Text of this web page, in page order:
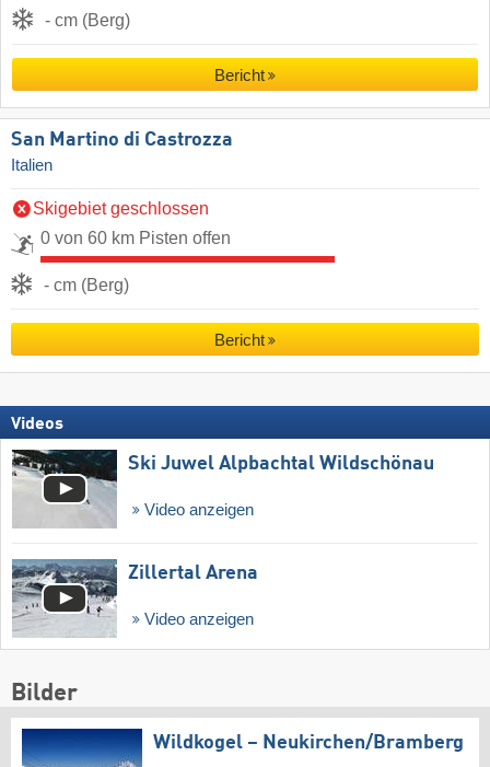
- cm (Berg)
Bericht
San Martino di Castrozza
Italien
Skigebiet geschlossen
0 von 60 km Pisten offen
- cm (Berg)
Bericht
Videos
Ski Juwel Alpbachtal Wildschönau
Video anzeigen
Zillertal Arena
Video anzeigen
Bilder
Wildkogel – Neukirchen/​Bramberg